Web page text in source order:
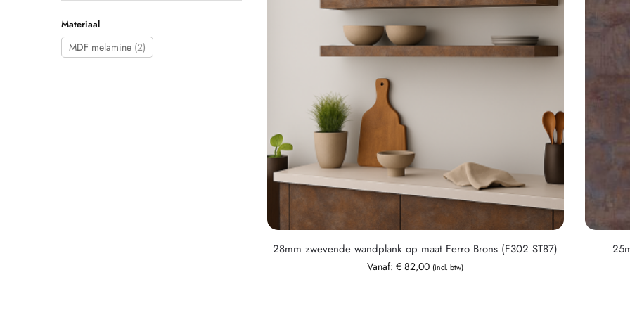
28mm zwevende wandplank op maat Ferro Brons (F302 ST87)
Vanaf:€ 82,00 (incl. btw)
Materiaal
MDF melamine (2)